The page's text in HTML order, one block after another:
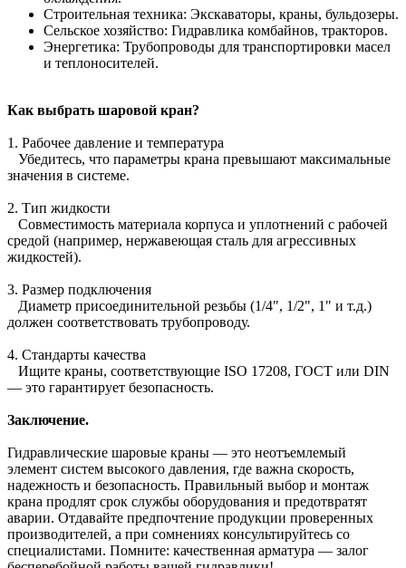
Строительная техника: Экскаваторы, краны, бульдозеры.
Сельское хозяйство: Гидравлика комбайнов, тракторов.
Энергетика: Трубопроводы для транспортировки масел
и теплоносителей.
Как выбрать шаровой кран?
1. Рабочее давление и температура
Убедитесь, что параметры крана превышают максимальные
значения в системе.
2. Тип жидкости
Совместимость материала корпуса и уплотнений с рабочей
средой (например, нержавеющая сталь для агрессивных
жидкостей).
3. Размер подключения
Диаметр присоединительной резьбы (1/4", 1/2", 1" и т.д.)
должен соответствовать трубопроводу.
4. Стандарты качества
Ищите краны, соответствующие ISO 17208, ГОСТ или DIN
— это гарантирует безопасность.
Заключение.
Гидравлические шаровые краны — это неотъемлемый
элемент систем высокого давления, где важна скорость,
надежность и безопасность. Правильный выбор и монтаж
крана продлят срок службы оборудования и предотвратят
аварии. Отдавайте предпочтение продукции проверенных
производителей, а при сомнениях консультируйтесь со
специалистами. Помните: качественная арматура — залог